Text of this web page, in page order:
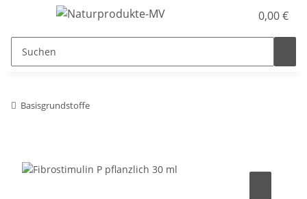
0,00 €
Basisgrundstoffe